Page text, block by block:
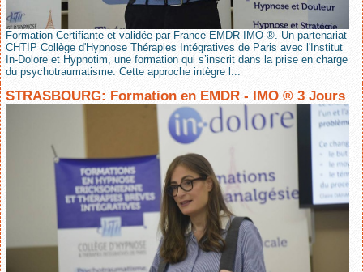
Formation Certifiante et validée par France EMDR IMO ®. Un partenariat
CHTIP Collège d'Hypnose Thérapies Intégratives de Paris avec l'Institut
In-Dolore et Hypnotim, une formation qui s’inscrit dans la prise en charge
du psychotraumatisme. Cette approche intègre l...
STRASBOURG: Formation en EMDR - IMO ® 3 Jours